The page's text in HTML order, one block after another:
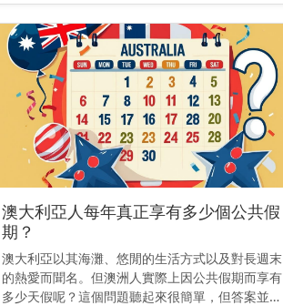
領地都自行設定公...
澳大利亞人每年真正享有多少個公共假
期？
澳大利亞以其海灘、悠閒的生活方式以及對長週末
的熱愛而聞名。但澳洲人實際上因公共假期而享有
多少天假呢？這個問題聽起來很簡單，但答案並不